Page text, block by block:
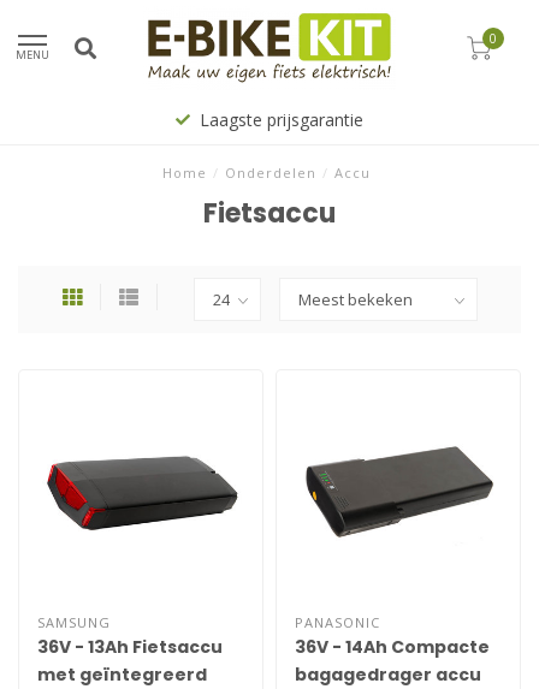
MENU
0
Laagste prijsgarantie
Home / Onderdelen / Accu
Fietsaccu
SAMSUNG
36V - 13Ah Fietsaccu
met geïntegreerd
PANASONIC
36V - 14Ah Compacte
bagagedrager accu